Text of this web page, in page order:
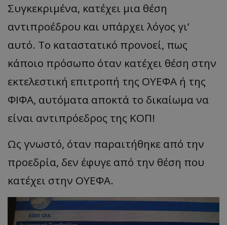
Συγκεκριμένα, κατέχει μια θέση
αντιπροέδρου και υπάρχει λόγος γι’
αυτό. Το καταστατικό προνοεί, πως
κάποιο πρόσωπο όταν κατέχει θέση στην
εκτελεστική επιτροπή της ΟΥΕΦΑ ή της
ΦΙΦΑ, αυτόματα αποκτά το δικαίωμα να
είναι αντιπρόεδρος της ΚΟΠ!
Ως γνωστό, όταν παραιτήθηκε από την
προεδρία, δεν έφυγε από την θέση που
κατέχει στην ΟΥΕΦΑ.